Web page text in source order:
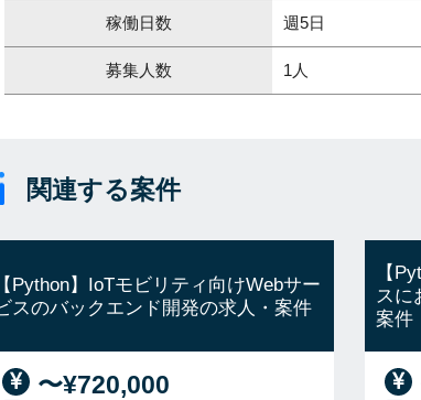
稼働日数 週5日
募集人数 1人
関連する案件
【Python】IoTモビリティ向けWebサー
スのバックエンド開発の求人・案件
〜¥720,000
【
スに
案件